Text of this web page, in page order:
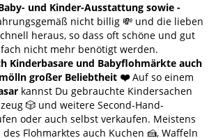
und Kinder-Ausstattung sowie -
nicht billig 💸 und die lieben
heraus, so dass oft schöne und gut
nicht mehr benötigt werden.
Kinderbasare und Babyflohmärkte auch
großer Beliebtheit ❤️Auf so einem
kannst Du gebrauchte Kindersachen
🎲 und weitere Second-Hand-
oder auch selbst verkaufen. Meistens
Flohmarktes auch Kuchen 🍰, Waffeln